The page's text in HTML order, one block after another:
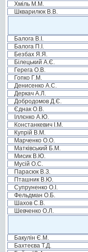
Хміль М.М.
Шкварилюк В.В.
Балога В.І.
Балога П.І.
Безбах Я.Я.
Білецький А.Є.
Герега О.В.
Гопко Г.М.
Денисенко А.С.
Деркач А.Л.
Добродомов Д.Є.
Єднак О.В.
Іллєнко А.Ю.
Констанкевич І.М.
Купрій В.М.
Марченко О.О.
Матківський Б.М.
Мисик В.Ю.
Мусій О.С.
Парасюк В.З.
Пташник В.Ю.
Супруненко О.І.
Фельдман О.Б.
Шахов С.В.
Шевченко О.Л.
Бакулін Є.М.
Бахтеєва Т.Д.